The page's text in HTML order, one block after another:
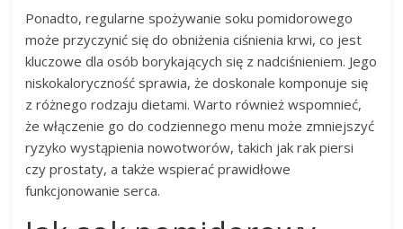
Ponadto, regularne spożywanie soku pomidorowego
może przyczynić się do obniżenia ciśnienia krwi, co jest
kluczowe dla osób borykających się z nadciśnieniem. Jego
niskokaloryczność sprawia, że doskonale komponuje się
z różnego rodzaju dietami. Warto również wspomnieć,
że włączenie go do codziennego menu może zmniejszyć
ryzyko wystąpienia nowotworów, takich jak rak piersi
czy prostaty, a także wspierać prawidłowe
funkcjonowanie serca.